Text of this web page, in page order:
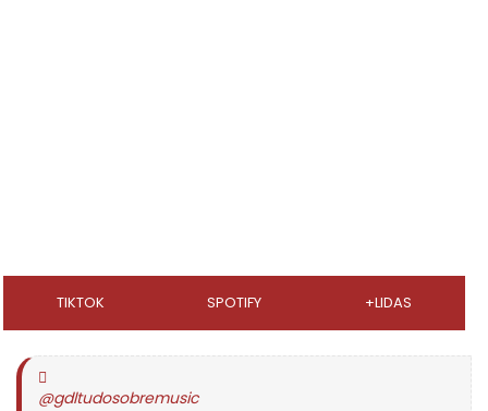
TIKTOK SPOTIFY +LIDAS
@gdltudosobremusic